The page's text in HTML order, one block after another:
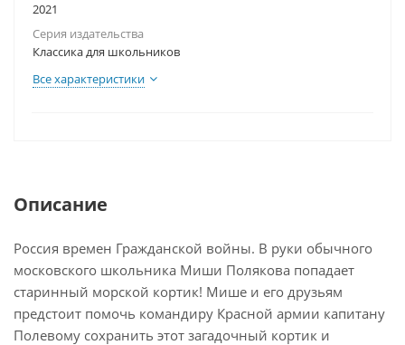
2021
Серия издательства
Классика для школьников
Все характеристики
Описание
Россия времен Гражданской войны. В руки обычного
московского школьника Миши Полякова попадает
старинный морской кортик! Мише и его друзьям
предстоит помочь командиру Красной армии капитану
Полевому сохранить этот загадочный кортик и